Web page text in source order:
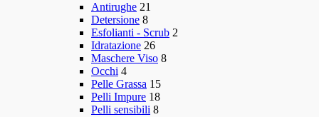
Antirughe 21
Detersione 8
Esfolianti - Scrub 2
Idratazione 26
Maschere Viso 8
Occhi 4
Pelle Grassa 15
Pelli Impure 18
Pelli sensibili 8